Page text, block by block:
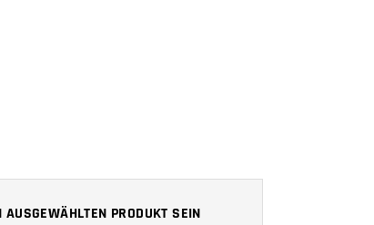
PRODUKT SEIN